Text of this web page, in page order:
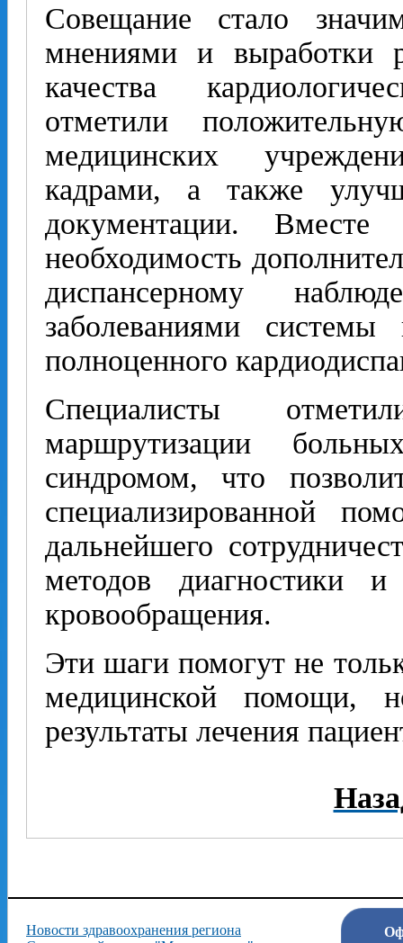
Совещание стало
мнениями и выработки
качества
отметили
медицинских
кадрами, а также
документации.
необходимость
диспансерному
заболеваниями
полноценного
Специалисты
маршрутизации
синдромом, что
специализированной
дальнейшего
методов диагностики
кровообращения.
Эти шаги помогут не
медицинской помощи,
результаты лечения
Новости здравоохранения региона